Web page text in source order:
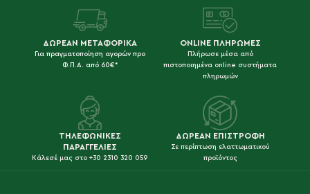
ΔΩΡΕΑΝ ΜΕΤΑΦΟΡΙΚΑ
Για πραγματοποίηση αγορών προ
Φ.Π.Α. από 60€*
ONLINE ΠΛΗΡΩΜΕΣ
Πλήρωσε μέσα από
πιστοποιημένα online συστήματα
πληρωμών
ΤΗΛΕΦΩΝΙΚΕΣ
ΠΑΡΑΓΓΕΛΙΕΣ
Κάλεσέ μας στο +30 2310 320 059
ΔΩΡΕΑΝ ΕΠΙΣΤΡΟΦΗ
Σε περίπτωση ελαττωματικού
προϊόντος